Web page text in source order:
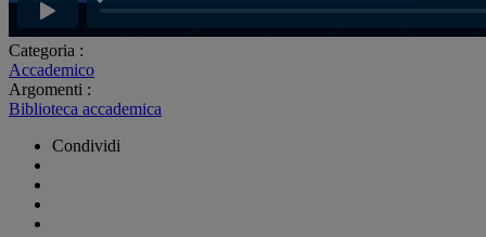
Categoria :
Accademico
Argomenti :
Biblioteca accademica
Condividi